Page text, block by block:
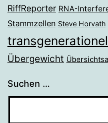
RiffReporter RNA-
Stammzellen Steve Horvath
Übergewicht
Suchen …